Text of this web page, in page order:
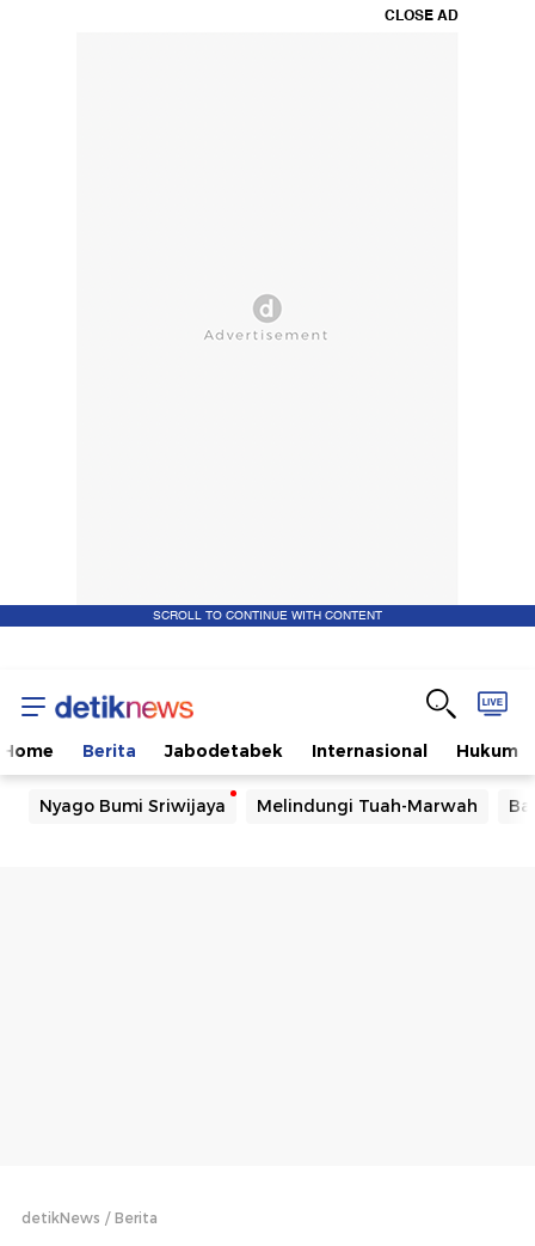
CLOSE AD
SCROLL TO CONTINUE WITH CONTENT
Home Berita Jabodetabek Internasional Hukum
Nyago Bumi Sriwijaya Melindungi Tuah-Marwah
detikNews Berita